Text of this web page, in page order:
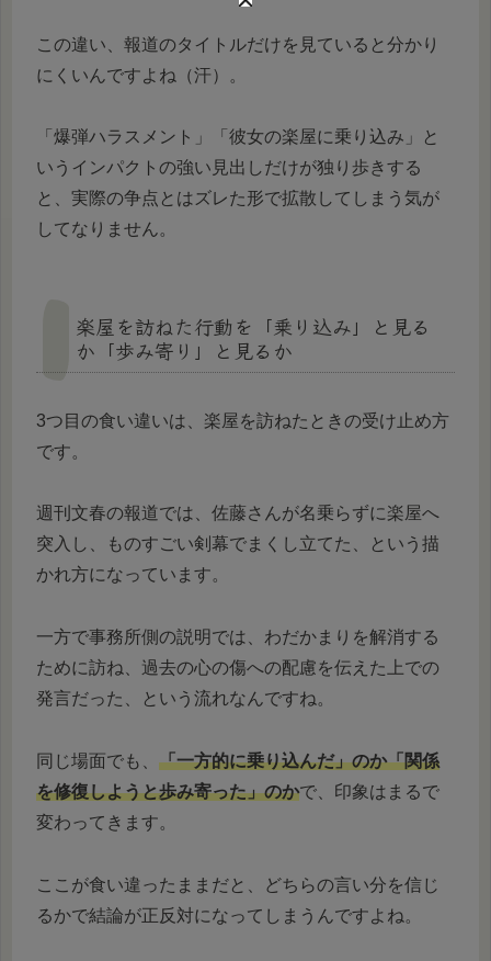
この違い、報道のタイトルだけを見ていると分かり
にくいんですよね（汗）。
「爆弾ハラスメント」「彼女の楽屋に乗り込み」と
いうインパクトの強い見出しだけが独り歩きする
と、実際の争点とはズレた形で拡散してしまう気が
してなりません。
楽屋を訪ねた行動を「乗り込み」と見る
か「歩み寄り」と見るか
3つ目の食い違いは、楽屋を訪ねたときの受け止め方
です。
週刊文春の報道では、佐藤さんが名乗らずに楽屋へ
突入し、ものすごい剣幕でまくし立てた、という描
かれ方になっています。
一方で事務所側の説明では、わだかまりを解消する
ために訪ね、過去の心の傷への配慮を伝えた上での
発言だった、という流れなんですね。
同じ場面でも、 「一方的に乗り込んだ」のか「関係
を修復しようと歩み寄った」のかで、印象はまるで
変わってきます。
ここが食い違ったままだと、どちらの言い分を信じ
るかで結論が正反対になってしまうんですよね。